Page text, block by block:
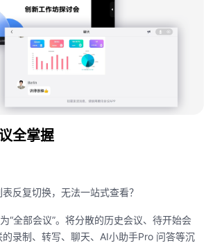
全掌握
反复切换，无法一站式查看？
“全部会议”。将分散的历史会议、待开始会
录制、转写、聊天、 AI小助手Pro 问答等沉